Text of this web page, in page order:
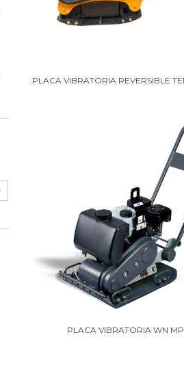
PLACA VIBRATORIA REVERSIBLE
PLACA VIBRATORIA WN MP